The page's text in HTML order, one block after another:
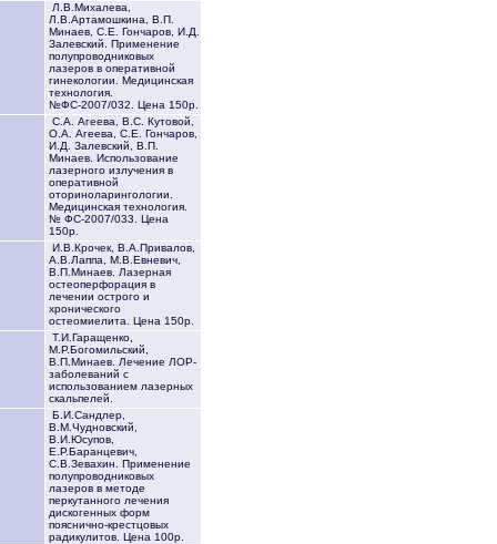
Л.В.Михалева,
Л.В.Артамошкина, В.П.
Минаев, С.Е. Гончаров, И.Д.
Залевский. Применение
полупроводниковых
лазеров в оперативной
гинекологии. Медицинская
технология.
№ФС-2007/032. Цена 150р.
С.А. Агеева, В.С. Кутовой,
О.А. Агеева, С.Е. Гончаров,
И.Д. Залевский, В.П.
Минаев. Использование
лазерного излучения в
оперативной
оториноларингологии.
Медицинская технология.
№ ФС-2007/033. Цена
150р.
И.В.Крочек, В.А.Привалов,
А.В.Лаппа, М.В.Евневич,
В.П.Минаев. Лазерная
остеоперфорация в
лечении острого и
хронического
остеомиелита. Цена 150р.
Т.И.Гаращенко,
М.Р.Богомильский,
В.П.Минаев. Лечение ЛОР-
заболеваний с
использованием лазерных
скальпелей.
Б.И.Сандлер,
В.М.Чудновский,
В.И.Юсупов,
Е.Р.Баранцевич,
С.В.Зевахин. Применение
полупроводниковых
лазеров в методе
перкутанного лечения
дискогенных форм
пояснично-крестцовых
радикулитов. Цена 100р.